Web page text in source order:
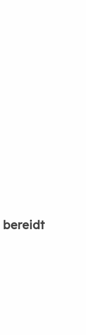
bereidt